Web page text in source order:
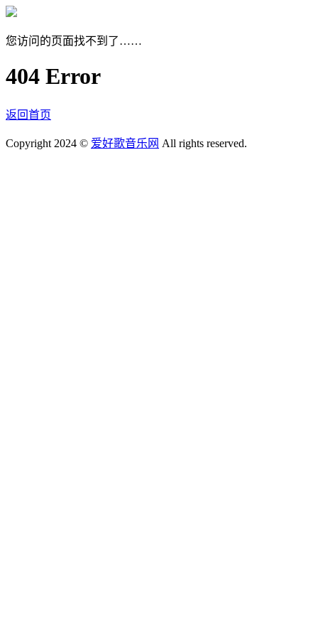
您访问的页面找不到了……
404 Error
返回首页
Copyright 2024 © 爱好歌音乐网 All rights reserved.